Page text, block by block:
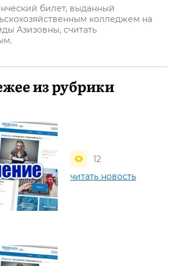
билет, выданный
колледжем на
Азизовны, считать
из рубрики
12
читать новость